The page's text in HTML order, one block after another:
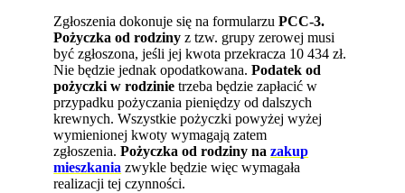
Zgłoszenia dokonuje się na formularzuPCC-3.
Pożyczka od rodzinyz tzw. grupy zerowej musi
być zgłoszona, jeśli jej kwota przekracza 10 434 zł.
Nie będzie jednak opodatkowana.Podatek od
pożyczki w rodzinietrzeba będzie zapłacić w
przypadku pożyczania pieniędzy od dalszych
krewnych. Wszystkie pożyczki powyżej wyżej
wymienionej kwoty wymagają zatem
zgłoszenia.Pożyczka od rodziny nazakup
mieszkania zwykle będzie więc wymagała
realizacji tej czynności.